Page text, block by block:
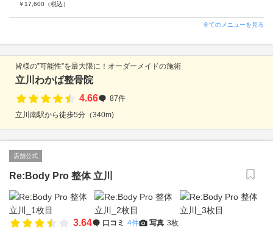
￥ 17,600 （税込）
全てのメニューを見る
皆様の‟可能性”を最大限に！オーダーメイドの施術
立川わかば整骨院
4.66
87件
立川南駅から徒歩5分（340m)
店舗公式
Re:Body Pro 整体 立川
3.64 口コミ 4件 写真 3枚